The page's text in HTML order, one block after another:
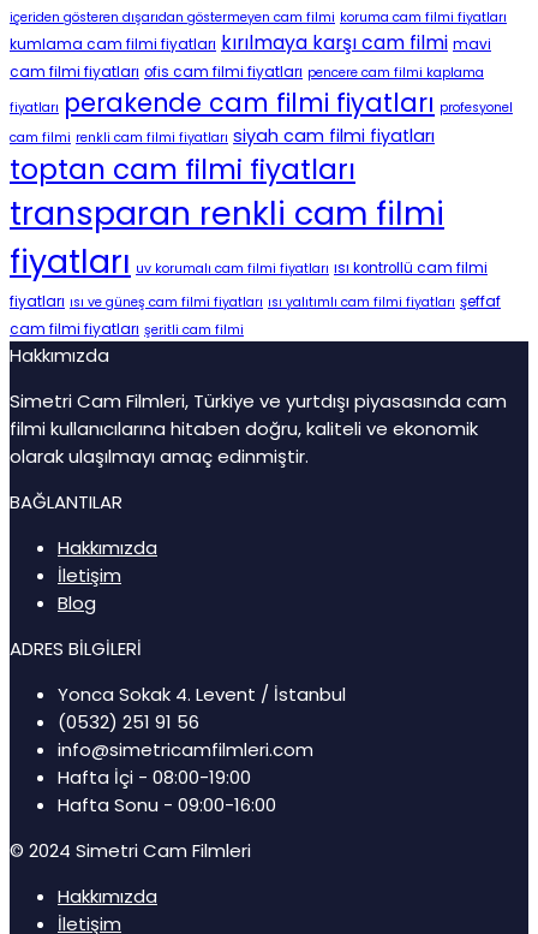
içeriden gösteren dışarıdan göstermeyen cam filmi koruma cam filmi fiyatları
kumlama cam filmi fiyatları kırılmaya karşı cam filmi mavi
cam filmi fiyatları ofis cam filmi fiyatları pencere cam filmi kaplama
fiyatları perakende cam filmi fiyatları profesyonel
cam filmi renkli cam filmi fiyatları siyah cam filmi fiyatları
toptan cam filmi fiyatları
transparan renkli cam filmi
fiyatları uv korumalı cam filmi fiyatları ısı kontrollü cam filmi
fiyatları ısı ve güneş cam filmi fiyatları ısı yalıtımlı cam filmi fiyatları şeffaf
cam filmi fiyatları şeritli cam filmi
Hakkımızda
Simetri Cam Filmleri, Türkiye ve yurtdışı piyasasında cam
filmi kullanıcılarına hitaben doğru, kaliteli ve ekonomik
olarak ulaşılmayı amaç edinmiştir.
BAĞLANTILAR
Hakkımızda
İletişim
Blog
ADRES BİLGİLERİ
Yonca Sokak 4. Levent / İstanbul
(0532) 251 91 56
info@simetricamfilmleri.com
Hafta İçi - 08:00-19:00
Hafta Sonu - 09:00-16:00
© 2024 Simetri Cam Filmleri
Hakkımızda
İletişim